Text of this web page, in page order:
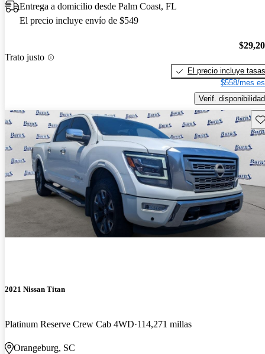
Entrega a domicilio desde Palm Coast, FL
El precio incluye envío de $549
Trato justo
El precio incluye tasas
$558/mes
Verif. disponibilidad
2021 Nissan Titan
Platinum Reserve Crew Cab 4WD 114,271 millas
Orangeburg, SC